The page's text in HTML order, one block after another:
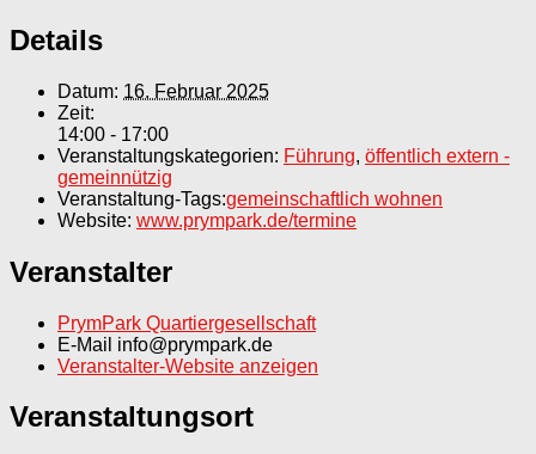
Details
Datum: 16. Februar 2025
Zeit:
14:00 - 17:00
Veranstaltungskategorien: Führung, öffentlich extern -
gemeinnützig
Veranstaltung-Tags:gemeinschaftlich wohnen
Website: www.prympark.de/termine
Veranstalter
PrymPark Quartiergesellschaft
E-Mail info@prympark.de
Veranstalter-Website anzeigen
Veranstaltungsort